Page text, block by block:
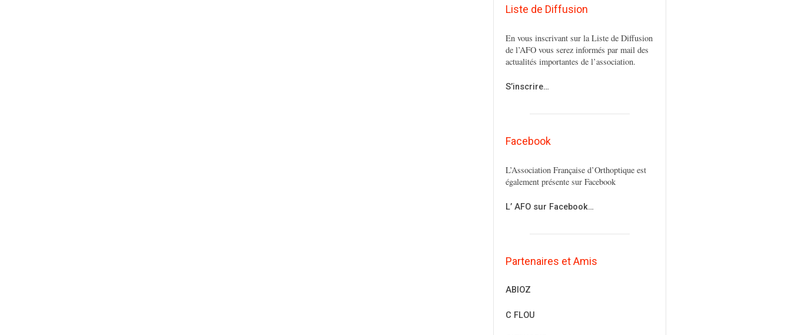
Liste de Diffusion
En vous inscrivant sur la Liste de Diffusion
de l’AFO vous serez informés par mail des
actualités importantes de l’association.
S’inscrire…
Facebook
L’Association Française d’Orthoptique est
également présente sur Facebook
L’ AFO sur Facebook…
Partenaires et Amis
ABIOZ
C FLOU